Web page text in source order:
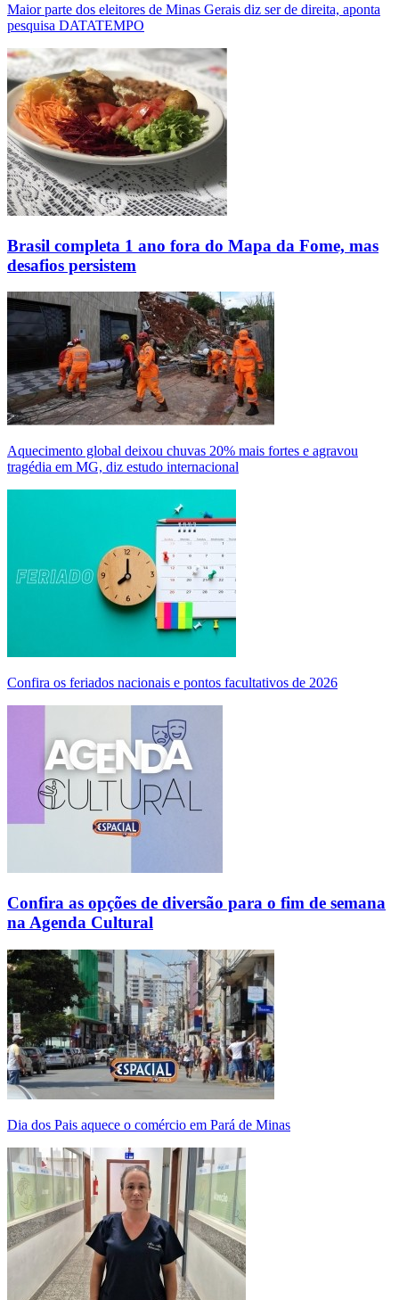
Maior parte dos eleitores de Minas Gerais diz ser de direita, aponta
pesquisa DATATEMPO
Brasil completa 1 ano fora do Mapa da Fome, mas
desafios persistem
Aquecimento global deixou chuvas 20% mais fortes e agravou
tragédia em MG, diz estudo internacional
Confira os feriados nacionais e pontos facultativos de 2026
Confira as opções de diversão para o fim de semana
na Agenda Cultural
Dia dos Pais aquece o comércio em Pará de Minas